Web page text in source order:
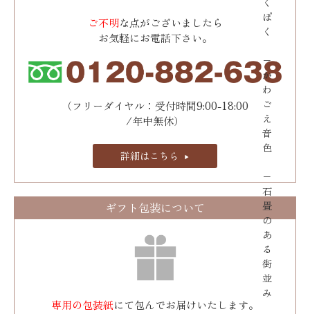
ぽ
く
−
か
わ
ご
え
音
色
−
石
畳
の
あ
る
街
並
み
ご不明な点がございましたら
お気軽にお電話下さい。
（フリーダイヤル：受付時間9:00-18:00
/年中無休）
詳細はこちら
ギフト包装について
専用の包装紙にて包んでお届けいたします。